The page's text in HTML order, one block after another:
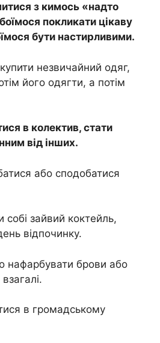
з кимось «надто
покликати цікаву
бути настирливими.
незвичайний одяг,
його одягти, а потім
в колектив, стати
від інших.
або сподобатися
собі зайвий коктейль,
відпочинку.
нафарбувати брови або
в громадському